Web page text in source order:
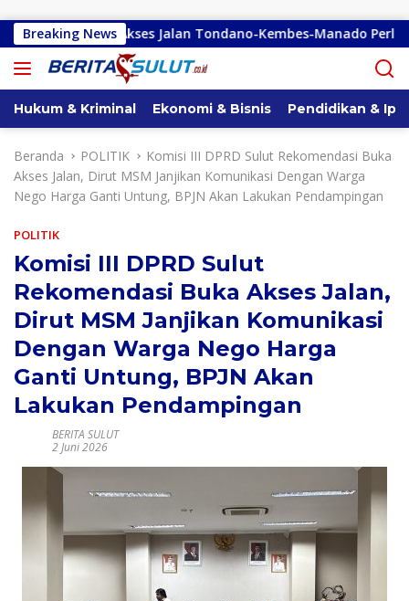
Breaking News
Akses Jalan Tondano-Kembes-Manado Perlu Perhatian
Hukum & Kriminal Ekonomi & Bisnis Pendidikan &
Beranda POLITIK
Komisi III DPRD Sulut Rekomendasi Buka
Akses Jalan, Dirut MSM Janjikan Komunikasi Dengan Warga
Nego Harga Ganti Untung, BPJN Akan Lakukan Pendampingan
POLITIK
Komisi III DPRD Sulut
Rekomendasi Buka Akses Jalan,
Dirut MSM Janjikan Komunikasi
Dengan Warga Nego Harga
Ganti Untung, BPJN Akan
Lakukan Pendampingan
BERITA SULUT
2 Juni 2026